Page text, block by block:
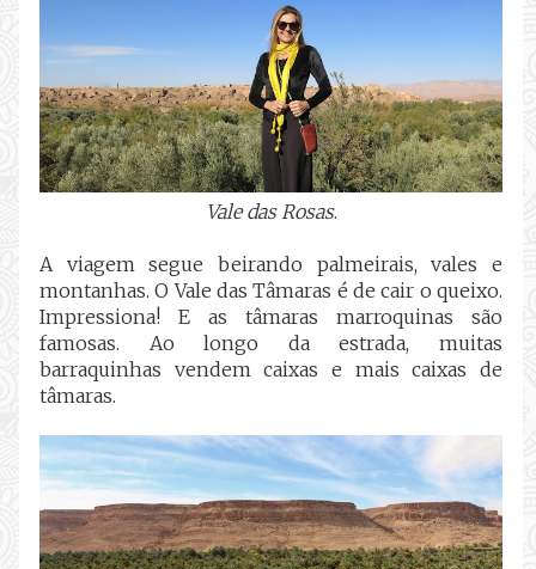
Vale das Rosas.
A viagem segue beirando palmeirais, vales e
montanhas. O Vale das Tâmaras é de cair o queixo.
Impressiona! E as tâmaras marroquinas são
famosas. Ao longo da estrada, muitas
barraquinhas vendem caixas e mais caixas de
tâmaras.